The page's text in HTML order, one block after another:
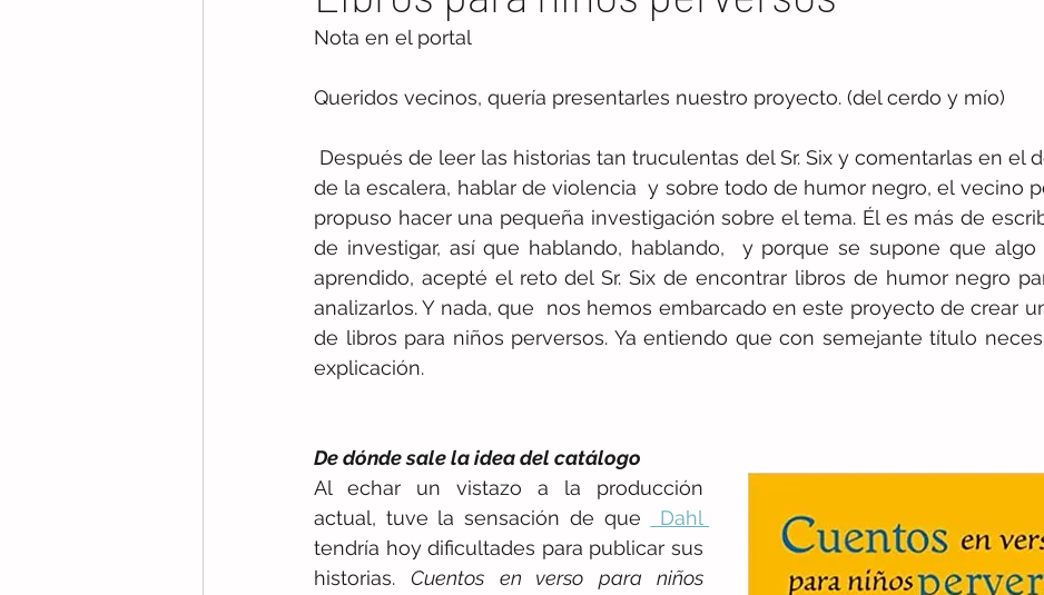
Nota en el portal
Queridos vecinos, quería presentarles nuestro proyecto. (del cerdo y mío)
de la escalera, hablar de violencia  y sobre todo de humor negro, el vecino
propuso hacer una pequeña investigación sobre el tema. Él es más de
de investigar, así que hablando, hablando,  y porque se supone que algo
aprendido, acepté el reto del Sr. Six de encontrar libros de humor negro
analizarlos. Y nada, que  nos hemos embarcado en este proyecto de crear
de libros para niños perversos. Ya entiendo que con semejante título
explicación.
De dónde sale la idea del catálogo
Al echar un vistazo a la producción
actual, tuve la sensación de que
tendría hoy dificultades para publicar sus
historias. Cuentos en verso para niños